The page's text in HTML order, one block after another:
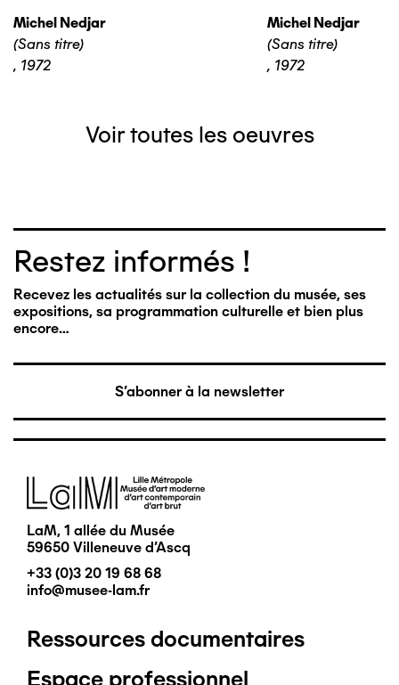
Michel Nedjar
(Sans titre)
, 1972
Michel Nedjar
(Sans titre)
, 1972
Voir toutes les oeuvres
Restez informés !
Recevez les actualités sur la collection du musée, ses
expositions, sa programmation culturelle et bien plus
encore…
S'abonner à la newsletter
Image
LaM, 1 allée du Musée
59650 Villeneuve d'Ascq
+33 (0)3 20 19 68 68
info@musee-lam.fr
Pied
Ressources documentaires
Espace professionnel